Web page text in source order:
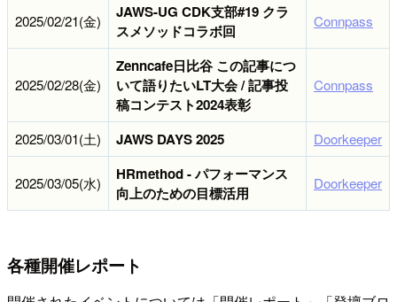
2025/02/21(金)
JAWS-UG CDK支部#19 クラ
スメソッドコラボ回
Connpass
2025/02/28(金)
Zenncafe日比谷 この記事につ
いて語りたいLT大会 / 記事投
稿コンテスト2024表彰
Connpass
2025/03/01(土) JAWS DAYS 2025 Doorkeeper
2025/03/05(水)
HRmethod - パフォーマンス
向上のための目標活用
Doorkeeper
各種開催レポート